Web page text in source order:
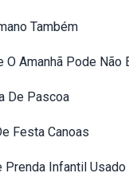
Também
O Amanhã Pode Não
De Pascoa
Festa Canoas
Prenda Infantil Usado